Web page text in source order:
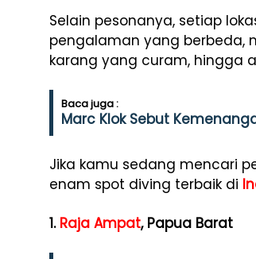
Selain pesonanya, setiap
pengalaman yang berbeda,
karang yang curam, hingga
Baca juga :
Marc Klok Sebut
Jika kamu sedang mencari
enam spot diving terbaik di
1. Raja Ampat, Papua Barat